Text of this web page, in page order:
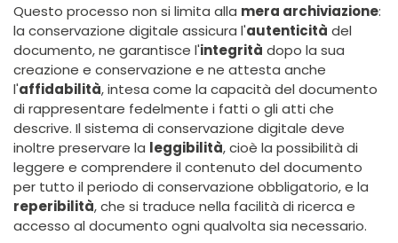
Questo processo non si limita alla mera archiviazione:
la conservazione digitale assicura l'autenticità del
documento, ne garantisce l'integrità dopo la sua
creazione e conservazione e ne attesta anche
l'affidabilità, intesa come la capacità del documento
di rappresentare fedelmente i fatti o gli atti che
descrive. Il sistema di conservazione digitale deve
inoltre preservare la leggibilità, cioè la possibilità di
leggere e comprendere il contenuto del documento
per tutto il periodo di conservazione obbligatorio, e la
reperibilità, che si traduce nella facilità di ricerca e
accesso al documento ogni qualvolta sia necessario.